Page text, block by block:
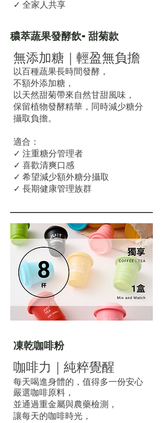
✓ 全家人共享
穠萃蔬果發酵飲-甜菊款
無添加糖｜輕盈無負擔
以百種蔬果長時間發酵，
不額外添加糖，
以天然甜菊帶來自然甘甜風味，
保留植物發酵精華，同時減少糖分
攝取負擔。
適合：
✓ 注重糖分管理者
✓ 喜歡清爽口感
✓ 希望減少額外糖分攝取
✓ 長期健康管理族群
凍乾咖啡粉
咖啡力｜純粹覺醒
每天喝進身體的，值得多一份安心
嚴選咖啡原料，
並通過重金屬與農藥檢測，
讓每天的咖啡時光，